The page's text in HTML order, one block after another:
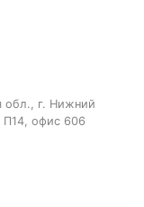
обл., г. Нижний
П14, офис 606